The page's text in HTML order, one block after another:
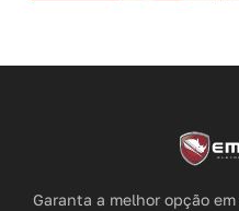
Garanta a melhor opção